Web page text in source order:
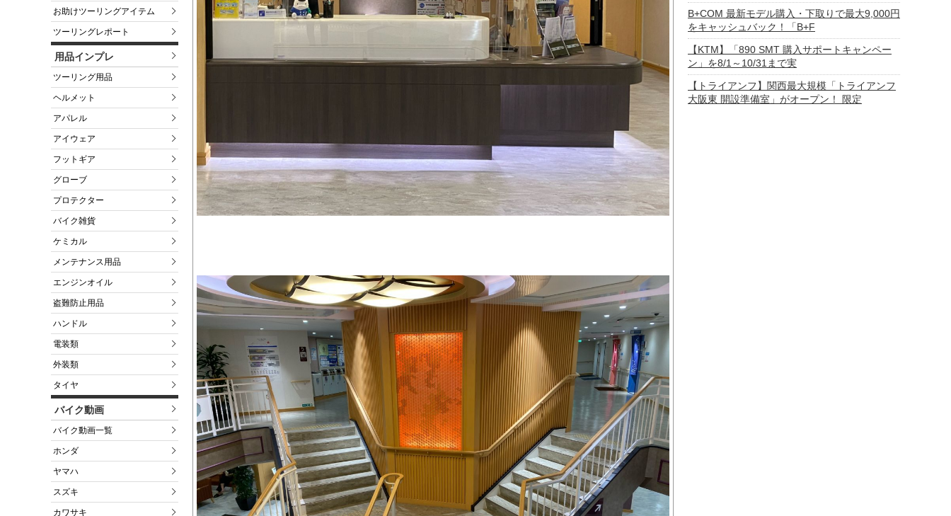
お助けツーリングアイテム
ツーリングレポート
用品インプレ
ツーリング用品
ヘルメット
アパレル
アイウェア
フットギア
グローブ
プロテクター
バイク雑貨
ケミカル
メンテナンス用品
エンジンオイル
盗難防止用品
ハンドル
電装類
外装類
タイヤ
バイク動画
バイク動画一覧
ホンダ
ヤマハ
スズキ
カワサキ
B+COM 最新モデル購入・下取りで最大9,000円
をキャッシュバック！「B+F
【KTM】「890 SMT 購入サポートキャンペー
ン」を8/1～10/31まで実
【トライアンフ】関西最大規模「トライアンフ
大阪東 開設準備室」がオープン！ 限定